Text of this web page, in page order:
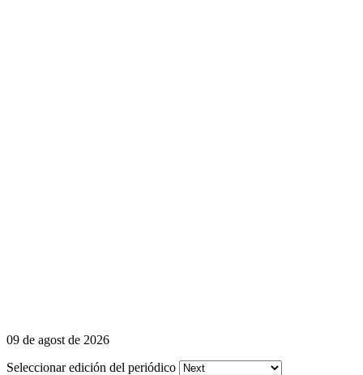
09 de agost de 2026
Seleccionar edición del periódico